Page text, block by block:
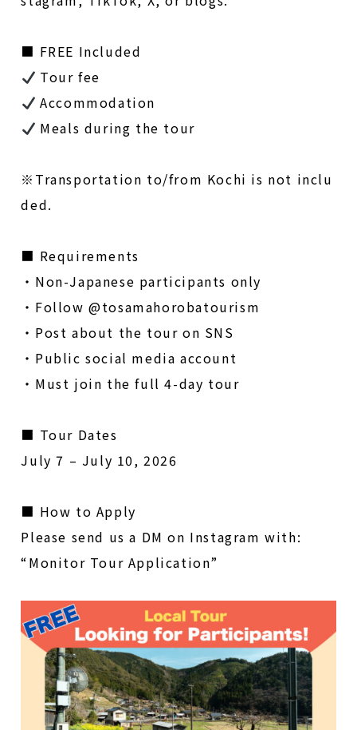
■ FREE Included
Tour fee
Accommodation
Meals during the tour
※Transportation to/from Kochi is not inclu
ded.
■ Requirements
・ Non-Japanese participants only
・ Follow @tosamahorobatourism
・ Post about the tour on SNS
・ Public social media account
・ Must join the full 4-day tour
■ Tour Dates
July 7 – July 10, 2026
■ How to Apply
Please send us a DM on Instagram with:
“Monitor Tour Application”